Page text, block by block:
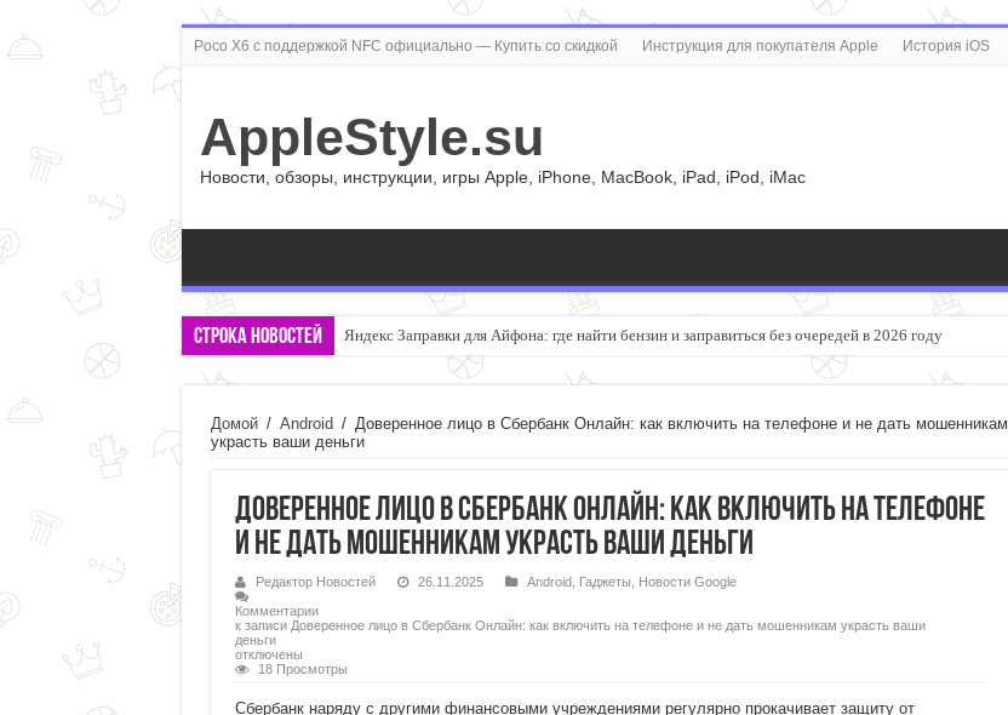
Poco X6 с поддержкой NFC официально — Купить со скидкой Инструкция для покупателя Apple История iOS
AppleStyle.su
Новости, обзоры, инструкции, игры Apple, iPhone, MacBook, iPad, iPod, iMac
Строка новостей Яндекс Заправки для Айфона: где найти бензин и заправиться без очередей в 2026 году
Правда ли, что смартфон с большим экраном садится быстрее
Домой / Android / Доверенное лицо в Сбербанк Онлайн: как включить на телефоне и не дать мошенникам
украсть ваши деньги
Доверенное лицо в Сбербанк Онлайн: как включить на телефоне
и не дать мошенникам украсть ваши деньги
Редактор Новостей 26.11.2025 Android, Гаджеты
Новости Google
Комментарии
к записи Доверенное лицо в Сбербанк Онлайн: как включить на телефоне и не дать мошенникам украсть ваши
деньги
отключены
18 Просмотры
Сбербанк наряду с другими финансовыми учреждениями регулярно прокачивает защиту от